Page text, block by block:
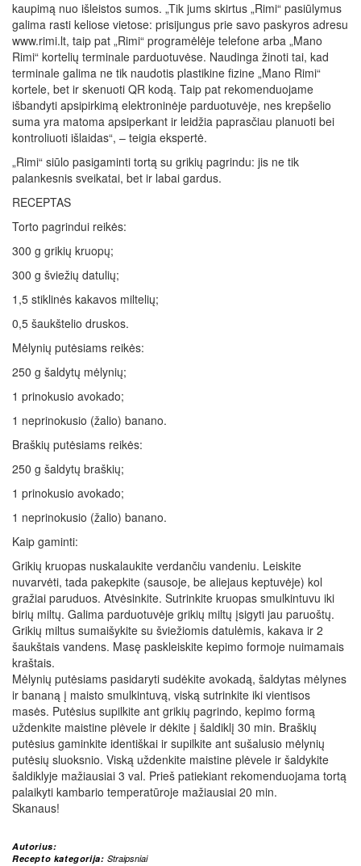
kaupimą nuo išleistos sumos. „Tik jums skirtus „Rimi“ pasiūlymus
galima rasti keliose vietose: prisijungus prie savo paskyros adresu
www.rimi.lt, taip pat „Rimi“ programėlėje telefone arba „Mano
Rimi“ kortelių terminale parduotuvėse. Naudinga žinoti tai, kad
terminale galima ne tik naudotis plastikine fizine „Mano Rimi“
kortele, bet ir skenuoti QR kodą. Taip pat rekomenduojame
išbandyti apsipirkimą elektroninėje parduotuvėje, nes krepšelio
suma yra matoma apsiperkant ir leidžia paprasčiau planuoti bei
kontroliuoti išlaidas“, – teigia ekspertė.
„Rimi“ siūlo pasigaminti tortą su grikių pagrindu: jis ne tik
palankesnis sveikatai, bet ir labai gardus.
RECEPTAS
Torto pagrindui reikės:
300 g grikių kruopų;
300 g šviežių datulių;
1,5 stiklinės kakavos miltelių;
0,5 šaukštelio druskos.
Mėlynių putėsiams reikės:
250 g šaldytų mėlynių;
1 prinokusio avokado;
1 neprinokusio (žalio) banano.
Braškių putėsiams reikės:
250 g šaldytų braškių;
1 prinokusio avokado;
1 neprinokusio (žalio) banano.
Kaip gaminti:
Grikių kruopas nuskalaukite verdančiu vandeniu. Leiskite
nuvarvėti, tada pakepkite (sausoje, be aliejaus keptuvėje) kol
gražiai paruduos. Atvėsinkite. Sutrinkite kruopas smulkintuvu iki
birių miltų. Galima parduotuvėje grikių miltų įsigyti jau paruoštų.
Grikių miltus sumaišykite su šviežiomis datulėmis, kakava ir 2
šaukštais vandens. Masę paskleiskite kepimo formoje nuimamais
kraštais.
Mėlynių putėsiams pasidaryti sudėkite avokadą, šaldytas mėlynes
ir bananą į maisto smulkintuvą, viską sutrinkite iki vientisos
masės. Putėsius supilkite ant grikių pagrindo, kepimo formą
uždenkite maistine plėvele ir dėkite į šaldiklį 30 min. Braškių
putėsius gaminkite identiškai ir supilkite ant sušalusio mėlynių
putėsių sluoksnio. Viską uždenkite maistine plėvele ir šaldykite
šaldiklyje mažiausiai 3 val. Prieš patiekiant rekomenduojama tortą
palaikyti kambario temperatūroje mažiausiai 20 min.
Skanaus!
Autorius:
Recepto kategorija: Straipsniai